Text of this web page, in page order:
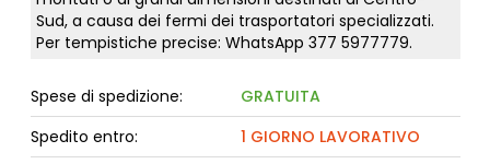
Sud, a causa dei fermi dei trasportatori specializzati.
Per tempistiche precise: WhatsApp 377 5977779.
Spese di spedizione:
GRATUITA
Spedito entro:
1 GIORNO LAVORATIVO